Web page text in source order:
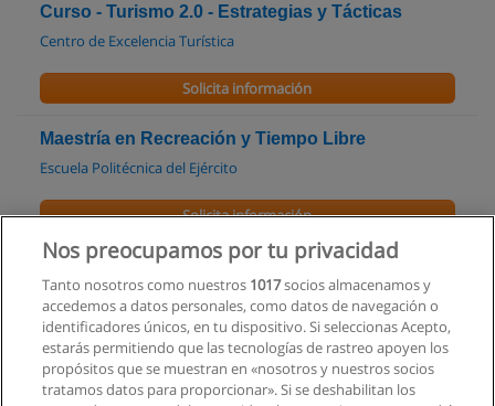
Curso - Turismo 2.0 - Estrategias y Tácticas
Centro de Excelencia Turística
Solicita información
Maestría en Recreación y Tiempo Libre
Escuela Politécnica del Ejército
Solicita información
Maestría en Turismo
Universidad Tecnológica Empresarial de Guayaquil
Solicita información
Maestría en Gestión Turística
Nos preocupamos por tu privacidad
Tanto nosotros como nuestros 1017socios almacenamos y
accedemos a datos personales, como datos de navegación o
identificadores únicos, en tu dispositivo. Si seleccionas Acepto,
estarás permitiendo que las tecnologías de rastreo apoyen los
propósitos que se muestran en «nosotros y nuestros socios
tratamos datos para proporcionar». Si se deshabilitan los